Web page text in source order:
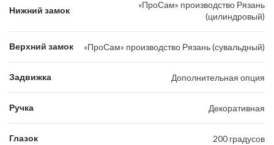
Нижний замок
«ПроСам» производство Рязань
(цилиндровый)
Верхний замок «ПроСам» производство Рязань (сувальдный)
Задвижка Дополнительная опция
Ручка Декоративная
Глазок 200 градусов